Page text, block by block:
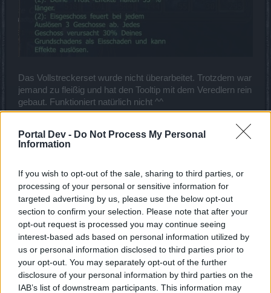
Portal Dev - Do Not Process My Personal
Information
If you wish to opt-out of the sale, sharing to third parties, or
processing of your personal or sensitive information for
targeted advertising by us, please use the below opt-out
section to confirm your selection. Please note that after your
opt-out request is processed you may continue seeing
interest-based ads based on personal information utilized by
us or personal information disclosed to third parties prior to
your opt-out. You may separately opt-out of the further
disclosure of your personal information by third parties on the
IAB’s list of downstream participants. This information may
Das Vollstreckerset wurde nicht überarbeitet. Trotzdem war
jemand zu fleißig und hat den Tooltip mit dem Veredlern rein
gebaut. Funktioniert natürlich nicht ^^